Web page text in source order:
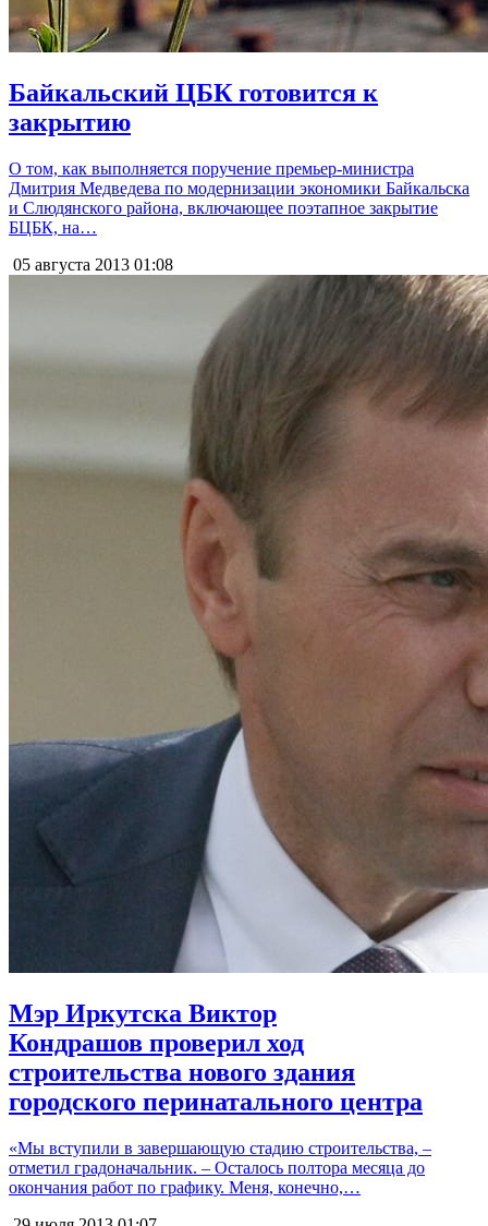
Байкальский ЦБК готовится к
закрытию
О том, как выполняется поручение премьер-министра
Дмитрия Медведева по модернизации экономики Байкальска
и Слюдянского района, включающее поэтапное закрытие
БЦБК, на…
05 августа 2013 01:08
Мэр Иркутска Виктор
Кондрашов проверил ход
строительства нового здания
городского перинатального центра
«Мы вступили в завершающую стадию строительства, –
отметил градоначальник. – Осталось полтора месяца до
окончания работ по графику. Меня, конечно,…